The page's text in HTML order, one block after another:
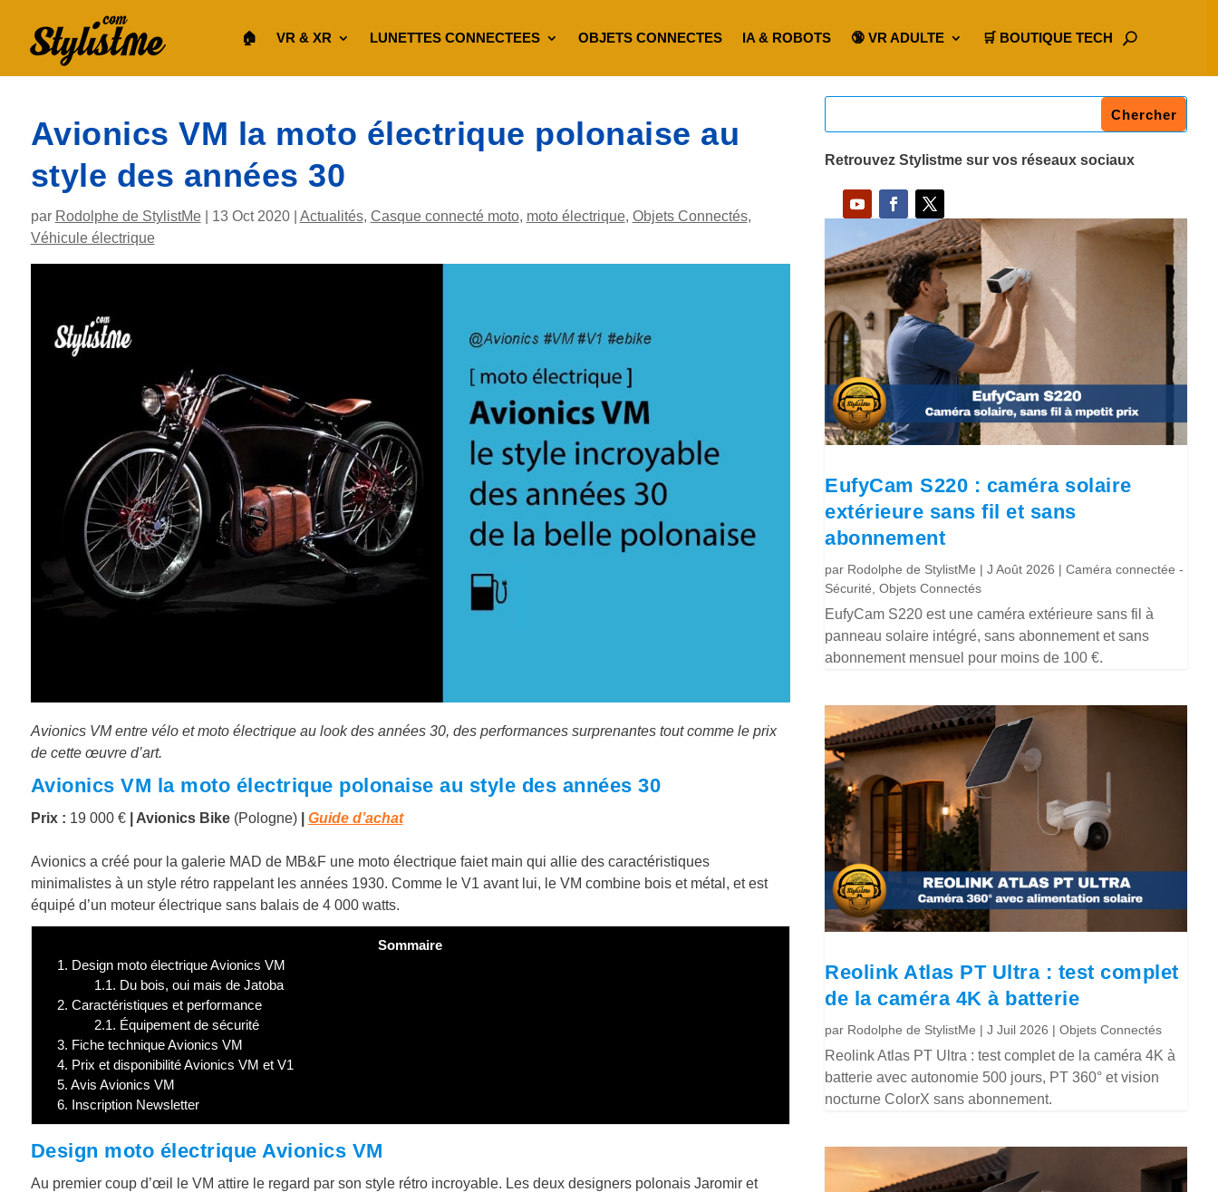
🏠︎ VR & XR LUNETTES CONNECTEES OBJETS CONNECTES IA & ROBOTS 🔞 VR ADULTE 🛒 BOUTIQUE TECH
Avionics VM la moto électrique polonaise au
style des années 30
par Rodolphe de StylistMe| 13 Oct 2020| Actualités, Casque connecté moto, moto électrique, Objets Connectés,
Véhicule électrique
Avionics VM entre vélo et moto électrique au look des années 30, des performances surprenantes tout comme le prix
de cette œuvre d’art.
Avionics VM la moto électrique polonaise au style des années 30
Prix : 19 000 €| Avionics Bike (Pologne) Guide d’achat
Avionics a créé pour la galerie MAD de MB&F une moto électrique faiet main qui allie des caractéristiques
minimalistes à un style rétro rappelant les années 1930. Comme le V1 avant lui, le VM combine bois et métal, et est
équipé d’un moteur électrique sans balais de 4 000 watts.
Sommaire
1. Design moto électrique Avionics VM
1.1. Du bois, oui mais de Jatoba
2. Caractéristiques et performance
2.1. Équipement de sécurité
3. Fiche technique Avionics VM
4. Prix et disponibilité Avionics VM et V1
5. Avis Avionics VM
6. Inscription Newsletter
Design moto électrique Avionics VM
Au premier coup d’œil le VM attire le regard par son style rétro incroyable. Les deux designers polonais Jaromir et
Retrouvez Stylistme sur vos réseaux sociaux
EufyCam S220 : caméra solaire
extérieure sans fil et sans
abonnement
par Rodolphe de StylistMe |J Août 2026 |Caméra connectée -
Sécurité ,Objets Connectés
EufyCam S220 est une caméra extérieure sans fil à
panneau solaire intégré, sans abonnement et sans
abonnement mensuel pour moins de 100 €.
Reolink Atlas PT Ultra : test complet
de la caméra 4K à batterie
par Rodolphe de StylistMe |J Juil 2026 |Objets Connectés
Reolink Atlas PT Ultra : test complet de la caméra 4K à
batterie avec autonomie 500 jours, PT 360° et vision
nocturne ColorX sans abonnement.